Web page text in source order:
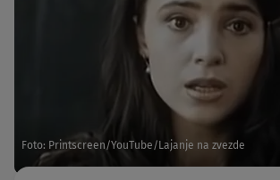
Foto: Printscreen/YouTube/Lajanje na zvezde